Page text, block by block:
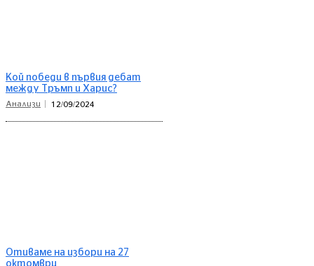
Кой победи в първия дебат
между Тръмп и Харис?
Анализи 12/09/2024
Отиваме на избори на 27
октомври